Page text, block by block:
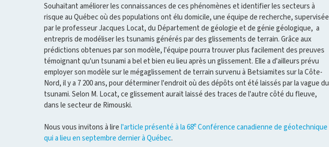
Souhaitant améliorer les connaissances de ces phénomènes et identifier les secteurs à
risque au Québec où des populations ont élu domicile, une équipe de recherche, supervisée
par le professeur Jacques Locat, du Département de géologie et de génie géologique, a
entrepris de modéliser les tsunamis générés par des glissements de terrain. Grâce aux
prédictions obtenues par son modèle, l'équipe pourra trouver plus facilement des preuves
témoignant qu'un tsunami a bel et bien eu lieu après un glissement. Elle a d'ailleurs prévu
employer son modèle sur le mégaglissement de terrain survenu à Betsiamites sur la Côte-
Nord, il y a 7 200 ans, pour déterminer l'endroit où des dépôts ont été laissés par la vague du
tsunami. Selon M. Locat, ce glissement aurait laissé des traces de l'autre côté du fleuve,
dans le secteur de Rimouski.
Nous vous invitons à lire l'article présenté à la 68e Conférence canadienne de géotechnique
qui a lieu en septembre dernier à Québec.